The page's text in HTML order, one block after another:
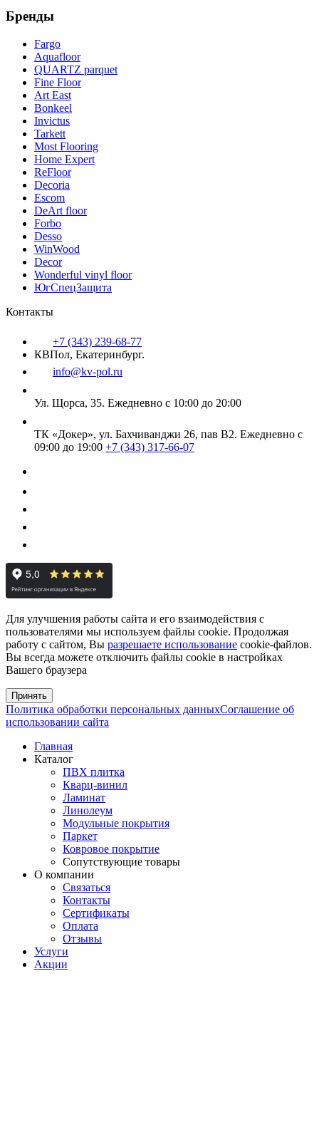
Бренды
Fargo
Aquafloor
QUARTZ parquet
Fine Floor
Art East
Bonkeel
Invictus
Tarkett
Most Flooring
Home Expert
ReFloor
Decoria
Escom
DeArt floor
Forbo
Desso
WinWood
Decor
Wonderful vinyl floor
ЮгСпецЗащита
Контакты
+7 (343) 239-68-77
КВПол, Екатеринбург.
info@kv-pol.ru
Ул. Щорса, 35. Ежедневно с 10:00 до 20:00
ТК «Докер», ул. Бахчиванджи 26, пав В2. Ежедневно с
09:00 до 19:00 +7 (343) 317-66-07
Для улучшения работы сайта и его взаимодействия с
пользователями мы используем файлы cookie. Продолжая
работу с сайтом, Вы разрешаете использование cookie-файлов.
Вы всегда можете отключить файлы cookie в настройках
Вашего браузера
Принять
Политика обработки персональных данныхСоглашение об
использовании сайта
Главная
Каталог
ПВХ плитка
Кварц-винил
Ламинат
Линолеум
Модульные покрытия
Паркет
Ковровое покрытие
Сопутствующие товары
О компании
Связаться
Контакты
Сертификаты
Оплата
Отзывы
Услуги
Акции